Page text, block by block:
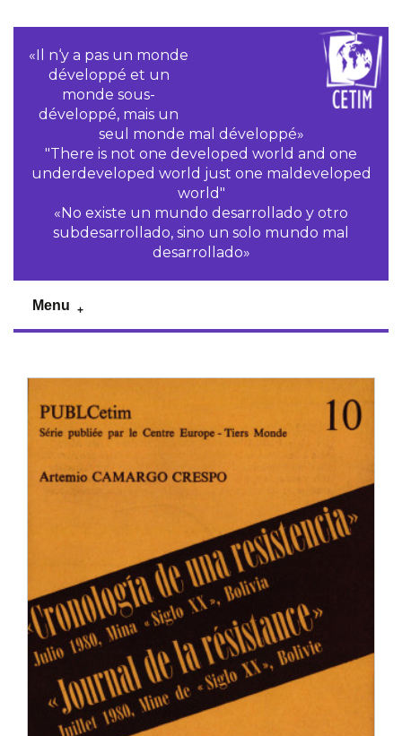
«Il n‘y a pas un monde
développé et un
monde sous-
développé, mais un
seul monde mal développé»
"There is not one developed world and one
underdeveloped world just one maldeveloped
world"
«No existe un mundo desarrollado y otro
subdesarrollado, sino un solo mundo mal
desarrollado»
Menu